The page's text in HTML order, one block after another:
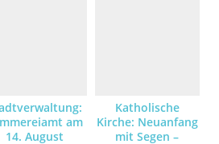
am
14. August
Katholische
Kirche: Neuanfang
mit Segen –